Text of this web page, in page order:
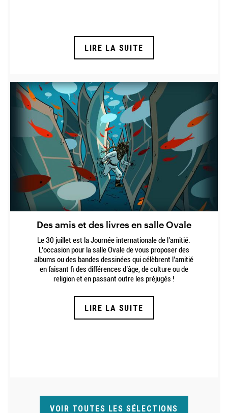
LIRE LA SUITE
Des amis et des livres en salle Ovale
Description
Le 30 juillet est la Journée internationale de l’amitié.
L’occasion pour la salle Ovale de vous proposer des
albums ou des bandes dessinées qui célèbrent l’amitié
en faisant fi des différences d’âge, de culture ou de
religion et en passant outre les préjugés !
LIRE LA SUITE
VOIR TOUTES LES SÉLECTIONS